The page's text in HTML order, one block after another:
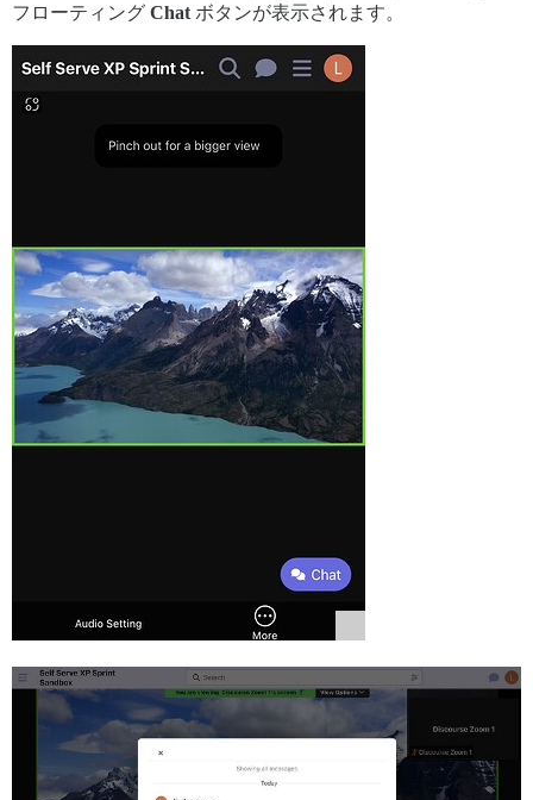
フローティング Chat ボタンが表示されます。